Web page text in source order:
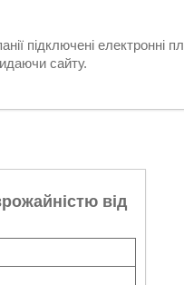
підключені електронні
сайту.
від